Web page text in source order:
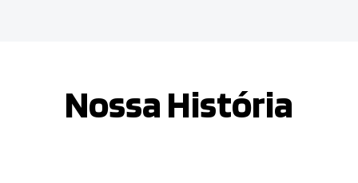
Nossa História